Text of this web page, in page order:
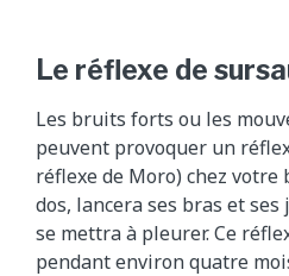
Le réflexe de
Les bruits forts ou les
peuvent provoquer un
réflexe de Moro) chez votre
dos, lancera ses bras et
se mettra à pleurer. Ce
pendant environ quatre